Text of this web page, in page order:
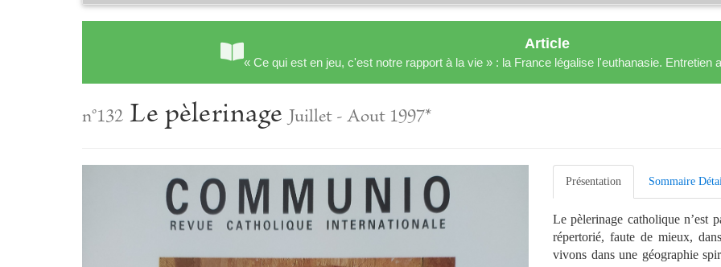
Article
« Ce qui est en jeu, c'est notre rapport à la vie » : la France légalise l'euthanasie. Entretien
n°132 Le pèlerinageJuillet - Aout 1997*
Présentation Sommaire
Le pèlerinage catholique n’est
répertorié, faute de mieux,
vivons dans une géographie